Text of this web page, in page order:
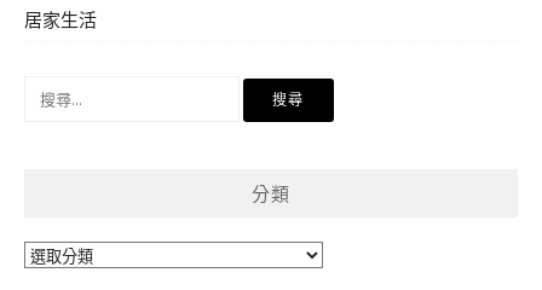
居家生活
分類
分